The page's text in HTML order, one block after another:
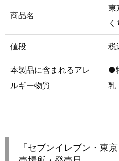
商品名
東
値段 税
本製品に含まれるアレ
ルギー物質
●
乳
「セブンイレブン・東